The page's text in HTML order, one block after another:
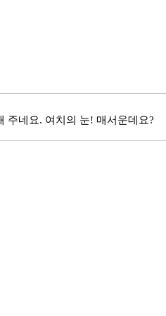
주네요. 여치의 눈! 매서운데요?